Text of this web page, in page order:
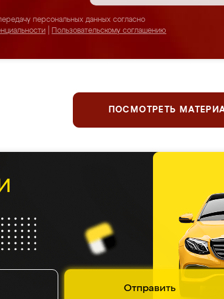
персональных данных согласно
Пользовательскому соглашению
ПОСМОТРЕТЬ
Отправить